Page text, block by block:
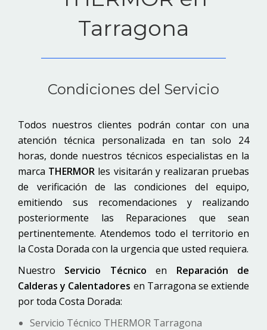
Tarragona
Condiciones del Servicio
Todos nuestros clientes podrán contar con una
atención técnica personalizada en tan solo 24
horas, donde nuestros técnicos especialistas en la
marca THERMOR les visitarán y realizaran pruebas
de verificación de las condiciones del equipo,
emitiendo sus recomendaciones y realizando
posteriormente las Reparaciones que sean
pertinentemente. Atendemos todo el territorio en
la Costa Dorada con la urgencia que usted requiera.
Nuestro Servicio Técnico en Reparación de
Calderas y Calentadores en Tarragona se extiende
por toda Costa Dorada:
Servicio Técnico THERMOR Tarragona